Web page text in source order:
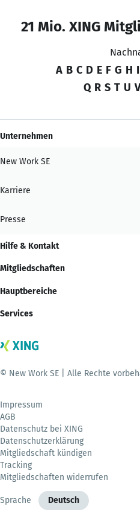
21 Mio. XING
A B C D E F G H I
Q R S T U V
Unternehmen
New Work SE
Karriere
Presse
Hilfe & Kontakt
Mitgliedschaften
Hauptbereiche
Services
© New Work SE | Alle Rechte
Impressum
AGB
Datenschutz bei XING
Datenschutzerklärung
Mitgliedschaft kündigen
Tracking
Mitgliedschaften widerrufen
Sprache Deutsch